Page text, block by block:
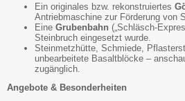
Ein originales bzw. rekonstruiertes
Antriebmaschine zur Förderung von
Eine Grubenbahn („Schläsch-
Steinbruch eingesetzt wurde.
Steinmetzhütte, Schmiede,
unbearbeitete Basaltblöcke –
zugänglich.
Angebote & Besonderheiten